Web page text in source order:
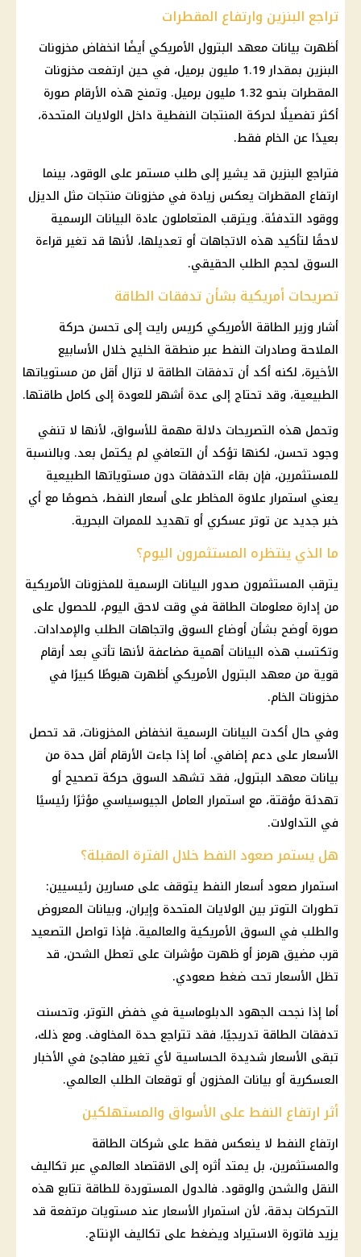
تراجع البنزين وارتفاع المقطرات
أظهرت بيانات معهد البترول الأمريكي أيضًا انخفاض مخزونات
البنزين بمقدار 1.19 مليون برميل، في حين ارتفعت مخزونات
المقطرات بنحو 1.32 مليون برميل. وتمنح هذه الأرقام صورة
أكثر تفصيلًا لحركة المنتجات النفطية داخل الولايات المتحدة،
بعيدًا عن الخام فقط.
فتراجع البنزين قد يشير إلى طلب مستمر على الوقود، بينما
ارتفاع المقطرات يعكس زيادة في مخزونات منتجات مثل الديزل
ووقود التدفئة. ويترقب المتعاملون عادة البيانات الرسمية
لاحقًا لتأكيد هذه الاتجاهات أو تعديلها، لأنها قد تغير قراءة
السوق لحجم الطلب الحقيقي.
تصريحات أمريكية بشأن تدفقات الطاقة
أشار وزير الطاقة الأمريكي كريس رايت إلى تحسن حركة
الملاحة وصادرات النفط عبر منطقة الخليج خلال الأسابيع
الأخيرة، لكنه أكد أن تدفقات الطاقة لا تزال أقل من مستوياتها
الطبيعية، وقد تحتاج إلى عدة أشهر للعودة إلى كامل طاقتها.
وتحمل هذه التصريحات دلالة مهمة للأسواق، لأنها لا تنفي
وجود تحسن، لكنها تؤكد أن التعافي لم يكتمل بعد. وبالنسبة
للمستثمرين، فإن بقاء التدفقات دون مستوياتها الطبيعية
يعني استمرار علاوة المخاطر على أسعارالنفط، خصوصًا مع أي
خبر جديد عن توتر عسكري أو تهديد للممرات البحرية.
ما الذي ينتظره المستثمرون اليوم؟
يترقب المستثمرون صدور البيانات الرسمية للمخزونات الأمريكية
من إدارة معلومات الطاقة في وقت لاحق اليوم، للحصول على
صورة أوضح بشأن أوضاع السوق واتجاهات الطلب والإمدادات.
وتكتسب هذه البيانات أهمية مضاعفة لأنها تأتي بعد أرقام
قوية من معهد البترول الأمريكي أظهرت هبوطًا كبيرًا في
مخزونات الخام.
وفي حال أكدت البيانات الرسمية انخفاض المخزونات، قد تحصل
الأسعارعلى دعم إضافي. أما إذا جاءت الأرقام أقل حدة من
بيانات معهد البترول، فقد تشهد السوق حركة تصحيح أو
تهدئة مؤقتة، مع استمرار العامل الجيوسياسي مؤثرًا رئيسيًا
في التداولات.
هل يستمر صعود النفط خلال الفترة المقبلة؟
استمرار صعود أسعارالنفط يتوقف على مسارين رئيسيين:
تطورات التوتر بين الولايات المتحدة وإيران، وبيانات المعروض
والطلب في السوق الأمريكية والعالمية. فإذا تواصل التصعيد
قرب مضيق هرمزأو ظهرت مؤشرات على تعطل الشحن، قد
تظل الأسعارتحت ضغط صعودي.
أما إذا نجحت الجهود الدبلوماسية في خفض التوتر، وتحسنت
تدفقات الطاقة تدريجيًا، فقد تتراجع حدة المخاوف. ومع ذلك،
تبقى الأسعارشديدة الحساسية لأي تغير مفاجئ في الأخبار
العسكرية أو بيانات المخزون أو توقعات الطلب العالمي.
أثر ارتفاع النفط على الأسواق والمستهلكين
ارتفاع النفط لا ينعكس فقط على شركات الطاقة
والمستثمرين، بل يمتد أثره إلى الاقتصاد العالمي عبر تكاليف
النقل والشحن والوقود. فالدول المستوردة للطاقة تتابع هذه
التحركات بدقة، لأن استمرار الأسعار عند مستويات مرتفعة قد
يزيد فاتورة الاستيراد ويضغط على تكاليف الإنتاج.